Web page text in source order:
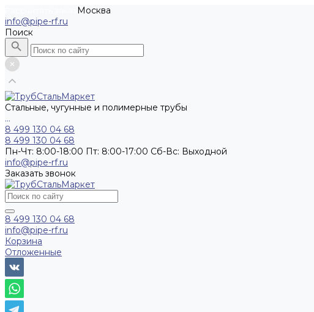
Москва
info@pipe-rf.ru
Поиск
Стальные, чугунные и полимерные трубы
...
8 499 130 04 68
8 499 130 04 68
Пн-Чт: 8:00-18:00 Пт: 8:00-17:00 Сб-Вс: Выходной
info@pipe-rf.ru
Заказать звонок
8 499 130 04 68
info@pipe-rf.ru
Корзина
Отложенные